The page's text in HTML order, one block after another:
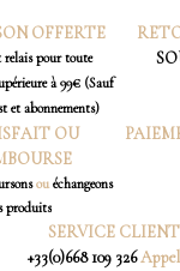
OFFERTE
pour toute
à 99€ (Sauf
et abonnements)
OU
ouéchangeons
produits
SERVICE
+33(0)668 109 326